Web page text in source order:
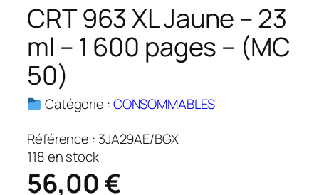
CRT 963 XL Jaune – 23
ml – 1 600 pages – (MC
50)
Catégorie :CONSOMMABLES
Référence : 3JA29AE/BGX
118 en stock
56,00€